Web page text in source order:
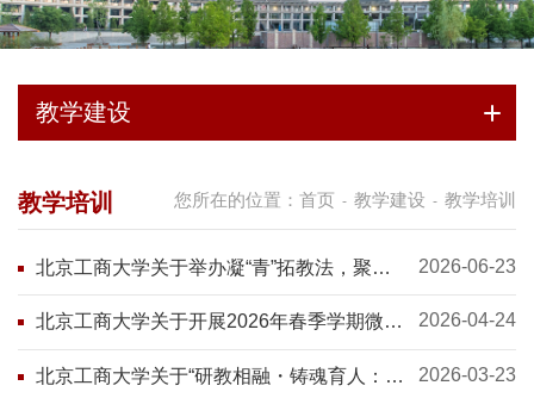
教学建设
您所在的位置： 首页 - 教学建设 - 教学培训
教学培训
北京工商大学关于举办凝“青”拓教法，聚力
促提升——青年教师成长专题座谈会的通知
2026-06-23
北京工商大学关于开展2026年春季学期微课
教学演练与教学咨询服务工作的通知
2026-04-24
北京工商大学关于“研教相融・铸魂育人：教
2026-03-23